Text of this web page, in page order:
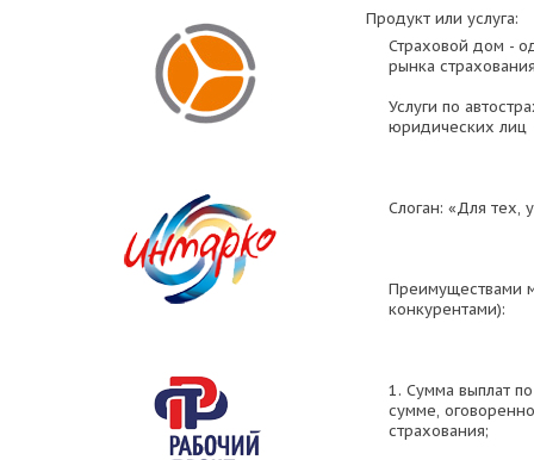
Продукт или услуга:
Страховой дом -
рынка
Услуги по
юридических лиц
Слоган: «Для тех,
Преимуществами
конкурентами):
1. Сумма выплат
сумме,
страхования;